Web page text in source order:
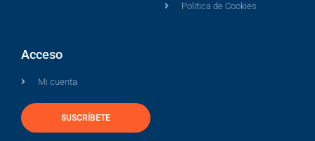
Politica de Cookies
Acceso
Mi cuenta
SUSCRÍBETE